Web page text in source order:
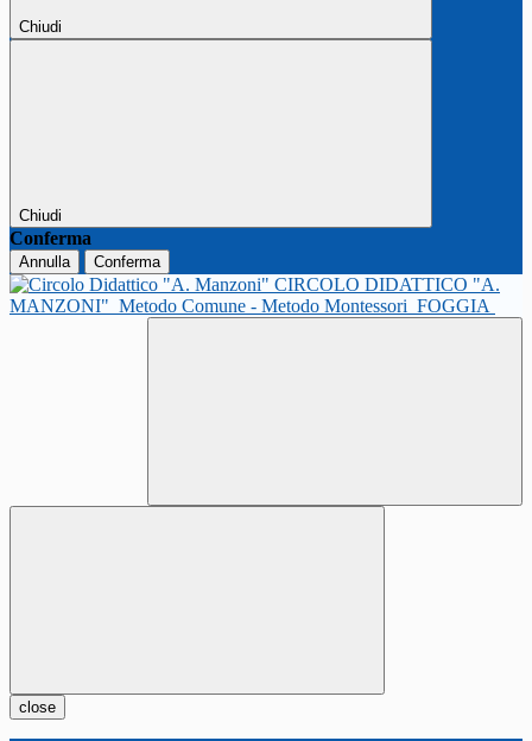
Chiudi
Chiudi
Conferma
Annulla Conferma
CIRCOLO DIDATTICO "A.
MANZONI" Metodo Comune - Metodo Montessori FOGGIA
close